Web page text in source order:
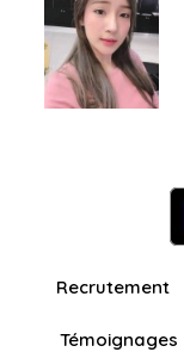
Recrutement
Témoignages